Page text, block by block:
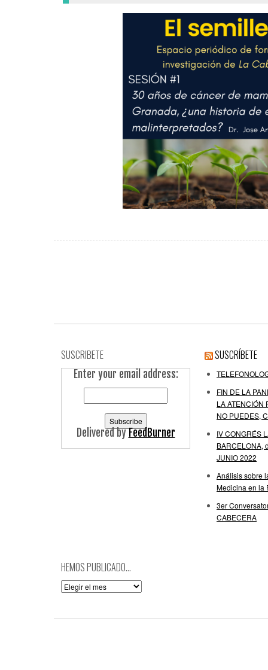
SUSCRIBETE
Enter your email address:
Delivered byFeedBurner
SUSCRÍBETE
FIN DE LA
LA ATENCIÓN
NO PUEDES,
IV CONGRÉS
BARCELONA,
JUNIO 2022
Análisis sobre
Medicina en la
3er
CABECERA
HEMOS PUBLICADO…
Hemos